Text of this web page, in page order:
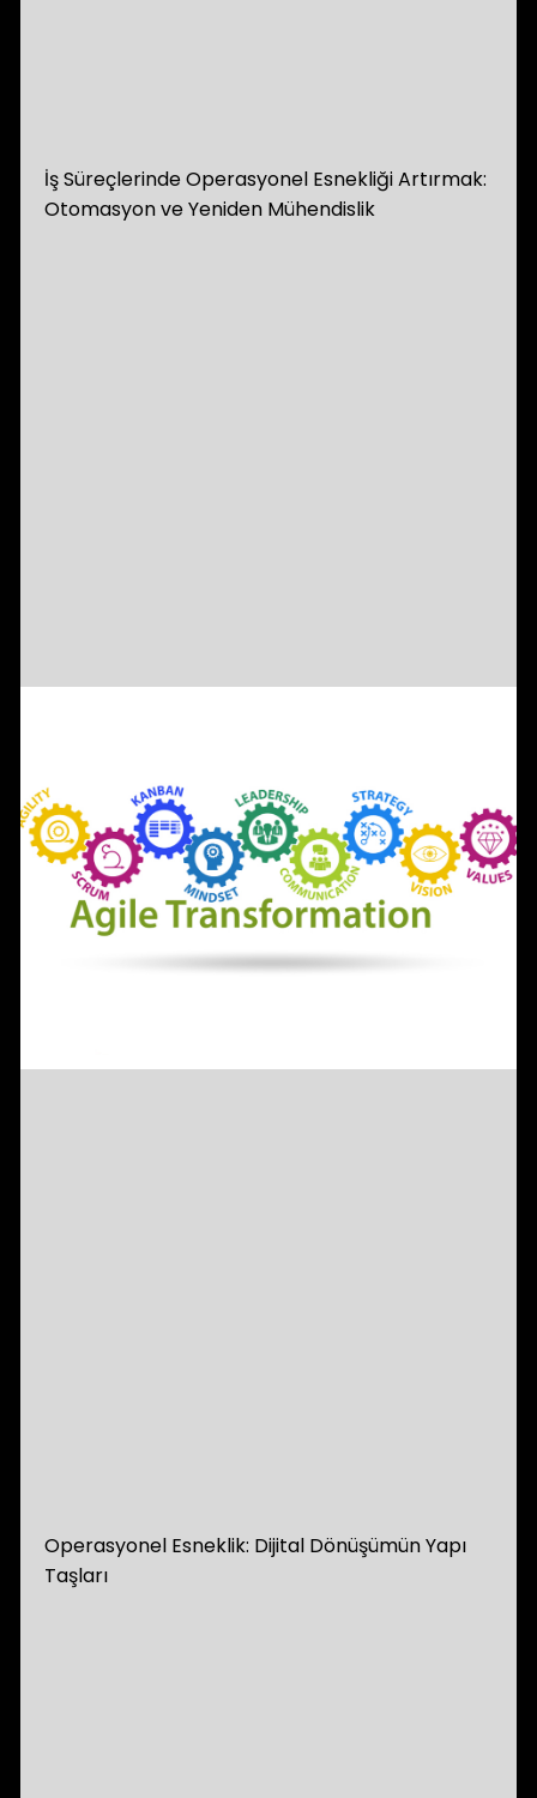
İş Süreçlerinde Operasyonel Esnekliği Artırmak:
Otomasyon ve Yeniden Mühendislik
Operasyonel Esneklik: Dijital Dönüşümün Yapı
Taşları